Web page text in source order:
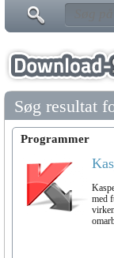
Søg resultat
Programmer
med